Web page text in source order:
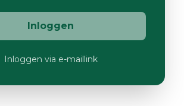
Inloggen
Inloggen via e-maillink